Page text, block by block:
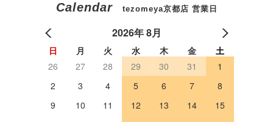
Calendar tezomeya京都店 営業日
2026年 8月
日 月 火 水 木 金
土
26
27 28 29 30 31
1
2
3 4 5 6 7
8
9
10 11 12 13 14
15